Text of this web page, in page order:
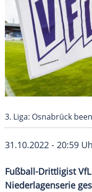
3. Liga: Osnabrück
31.10.2022 - 20:59
Fußball-Drittligist
Niederlagenserie